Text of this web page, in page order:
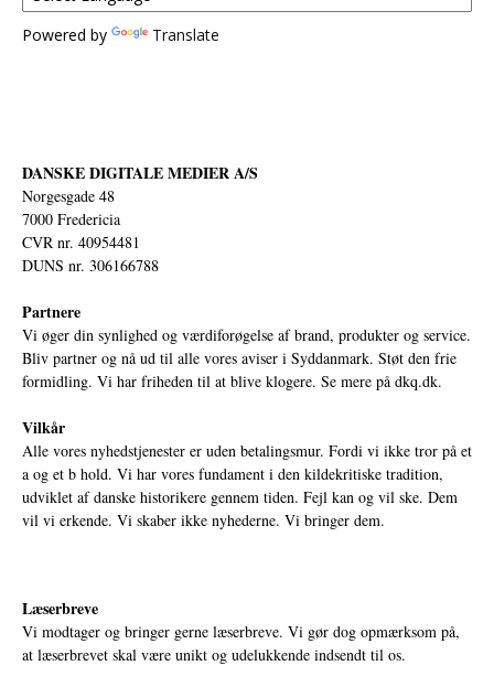
Powered by Translate
DANSKE DIGITALE MEDIER A/S
Norgesgade 48
7000 Fredericia
CVR nr. 40954481
DUNS nr. 306166788
Partnere
Vi øger din synlighed og værdiforøgelse af brand, produkter og service.
Bliv partner og nå ud til alle vores aviser i Syddanmark. Støt den frie
formidling. Vi har friheden til at blive klogere. Se mere på dkq.dk.
Vilkår
Alle vores nyhedstjenester er uden betalingsmur. Fordi vi ikke tror på et
a og et b hold. Vi har vores fundament i den kildekritiske tradition,
udviklet af danske historikere gennem tiden. Fejl kan og vil ske. Dem
vil vi erkende. Vi skaber ikke nyhederne. Vi bringer dem.
Læserbreve
Vi modtager og bringer gerne læserbreve. Vi gør dog opmærksom på,
at læserbrevet skal være unikt og udelukkende indsendt til os.